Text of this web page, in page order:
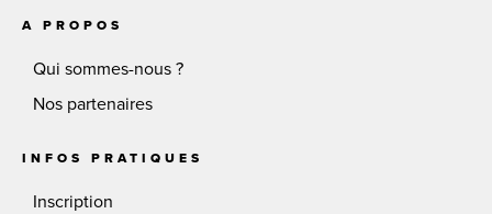
A PROPOS
Qui sommes-nous ?
Nos partenaires
INFOS PRATIQUES
Inscription